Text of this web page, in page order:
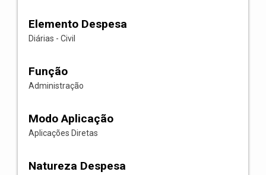
Elemento Despesa
Diárias - Civil
Função
Administração
Modo Aplicação
Aplicações Diretas
Natureza Despesa